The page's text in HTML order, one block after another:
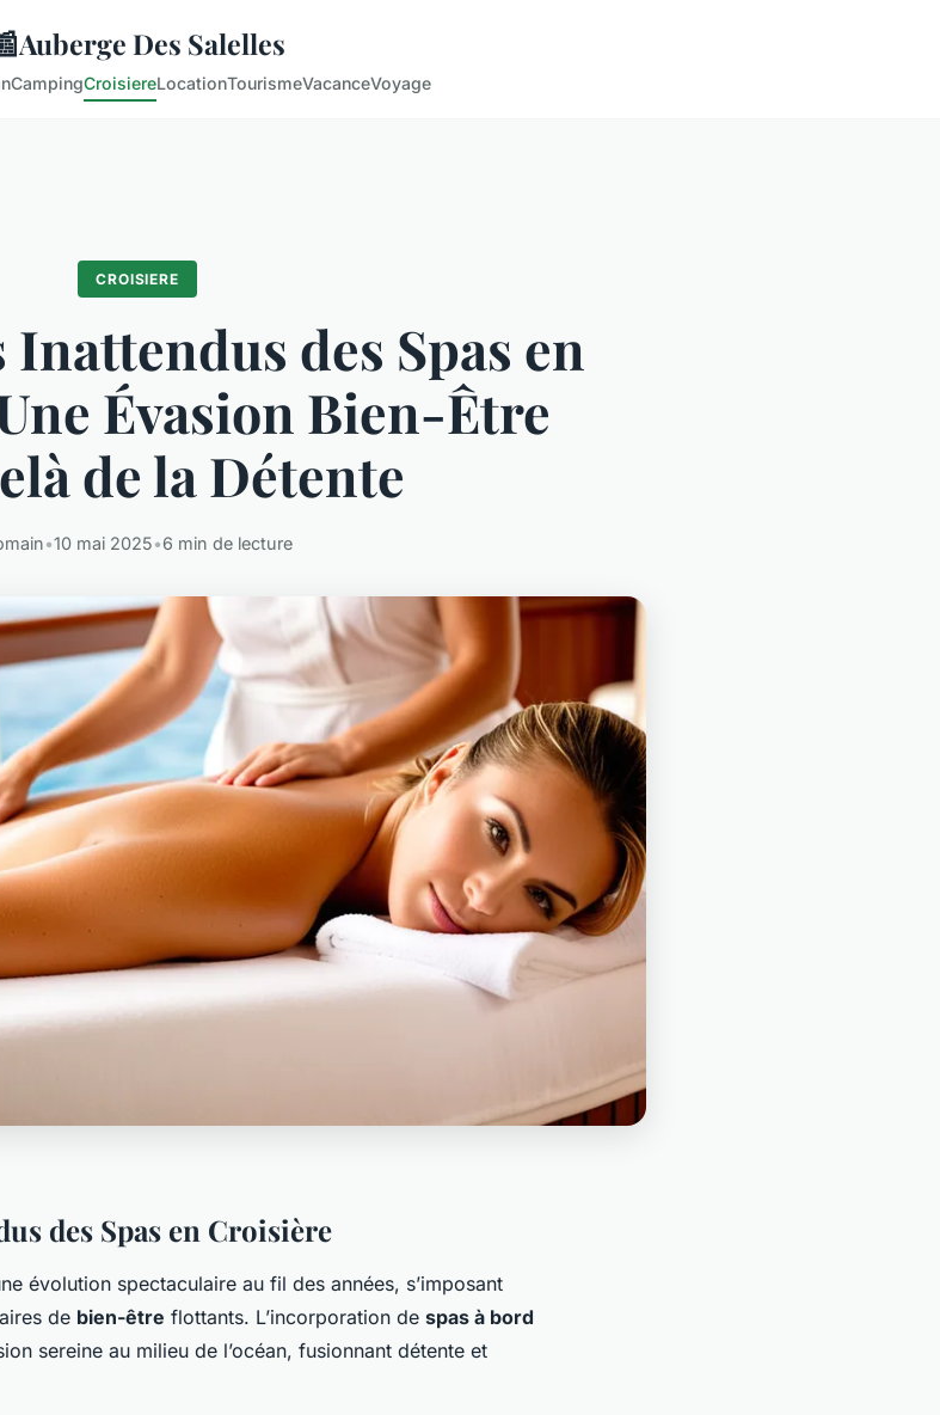
Auberge Des Salelles
CampingCroisiereLocationTourismeVacanceVoyage
CROISIERE
des Spas en
Évasion Bien-Être
de la Détente
•10 mai 2025•6 min de lecture
des Spas en Croisière
évolution spectaculaire au fil des années, s’imposant
de bien-être flottants. L’incorporation de spas à bord
sereine au milieu de l’océan, fusionnant détente et